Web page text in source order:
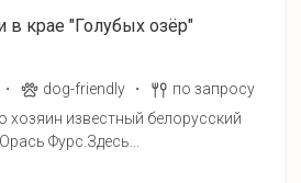
в крае "Голубых озёр"
· dog-friendly ·
по запросу
хозяин известный белорусский
Фурс.Здесь...